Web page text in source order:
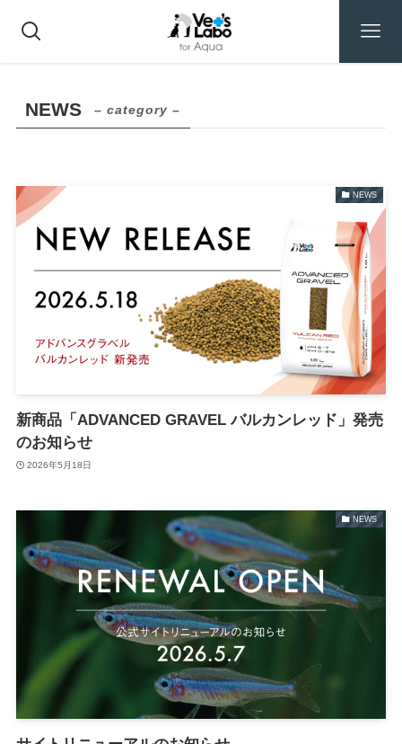
NEWS – category –
NEWS
新商品「ADVANCED GRAVEL バルカンレッド」発売
のお知らせ
2026年5月18日
NEWS